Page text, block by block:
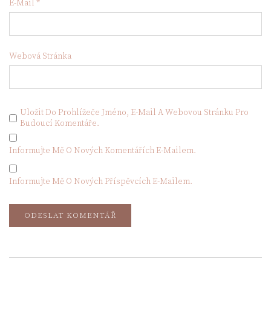
E-Mail *
Webová Stránka
Uložit Do Prohlížeče Jméno, E-Mail A Webovou Stránku Pro
Budoucí Komentáře.
Informujte Mě O Nových Komentářích E-Mailem.
Informujte Mě O Nových Příspěvcích E-Mailem.